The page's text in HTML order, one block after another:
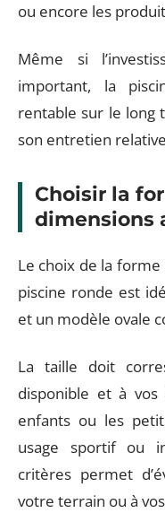
ou encore les
Même si
important, la
rentable sur le long
son entretien
Choisir la
dimensions
Le choix de la forme
piscine ronde est
et un modèle ovale
La taille doit
disponible et à
enfants ou les
usage sportif ou
critères permet
votre terrain ou à